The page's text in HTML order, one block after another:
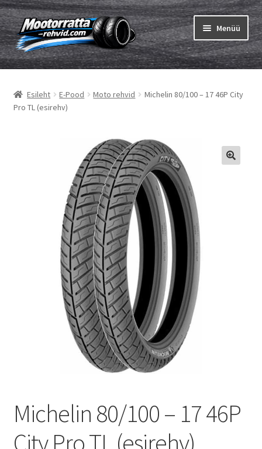
Liigu
navigeerimisele
Liigu
sisu
juurde
Menüü
Rehvid
Ava
Sisekumm
Ava
Ava
Esileht E-Pood Moto rehvid
Michelin 80/100 – 17 46P City
Pro TL (esirehv)
Michelin 80/100 – 17 46P
City Pro TL (esirehv)